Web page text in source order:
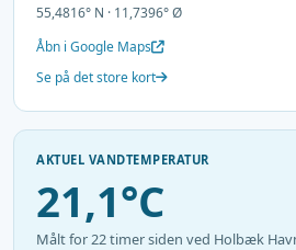
55,4816° N · 11,7396° Ø
Åbn i Google Maps
Se på det store kort
AKTUEL VANDTEMPERATUR
21,1°C
Målt for 22 timer siden ved Holbæk